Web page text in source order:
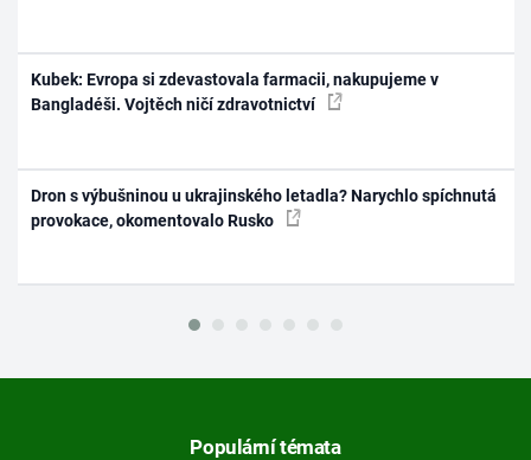
Kubek: Evropa si zdevastovala farmacii, nakupujeme v
Bangladéši. Vojtěch ničí zdravotnictví
Dron s výbušninou u ukrajinského letadla? Narychlo spíchnutá
provokace, okomentovalo Rusko
Populární témata